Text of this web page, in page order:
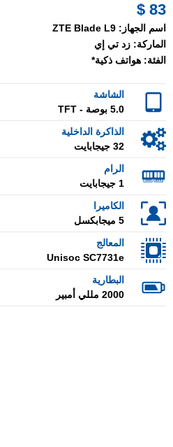
83 $
اسم الجهاز: ZTE Blade L9
الماركة: زد تي إي
الفئة: هواتف ذكية*
الشاشة
5.0 بوصة - TFT
الذاكرة الداخلية
32 جيجابايت
الرام
1 جيجابايت
الكاميرا
5 ميجابكسل
المعالج
Unisoc SC7731e
البطارية
2000 مللي أمبير